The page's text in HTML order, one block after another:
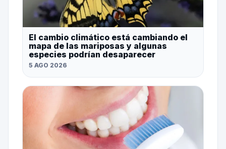
El cambio climático está cambiando el
mapa de las mariposas y algunas
especies podrían desaparecer
5 AGO 2026